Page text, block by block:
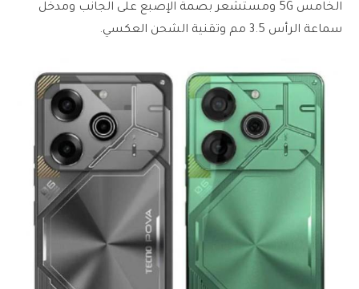
الخامس 5G ومستشعر بصمة الإصبع على الجانب ومدخل
سماعة الرأس 3.5 مم وتقنية الشحن العكسي.